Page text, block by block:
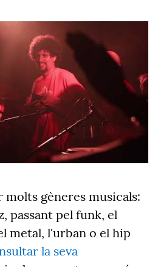
molts gèneres musicals:
passant pel funk, el
metal, l'urban o el hip
la seva